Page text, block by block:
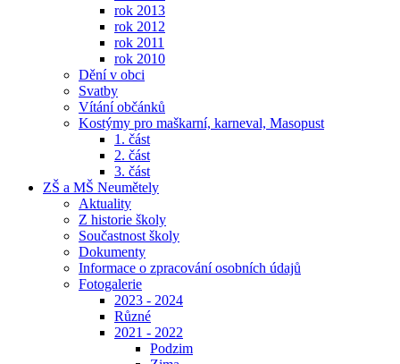
rok 2013
rok 2012
rok 2011
rok 2010
Dění v obci
Svatby
Vítání občánků
Kostýmy pro maškarní, karneval, Masopust
1. část
2. část
3. část
ZŠ a MŠ Neumětely
Aktuality
Z historie školy
Součastnost školy
Dokumenty
Informace o zpracování osobních údajů
Fotogalerie
2023 - 2024
Různé
2021 - 2022
Podzim